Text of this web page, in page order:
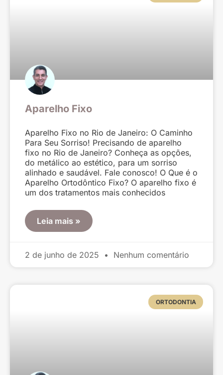
Aparelho Fixo
Aparelho Fixo no Rio de Janeiro: O Caminho
Para Seu Sorriso! Precisando de aparelho
fixo no Rio de Janeiro? Conheça as opções,
do metálico ao estético, para um sorriso
alinhado e saudável. Fale conosco! O Que é o
Aparelho Ortodôntico Fixo? O aparelho fixo é
um dos tratamentos mais conhecidos
Leia mais »
2 de junho de 2025 Nenhum comentário
ORTODONTIA